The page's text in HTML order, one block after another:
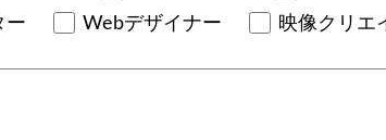
ー Webデザイナー 映像クリエ